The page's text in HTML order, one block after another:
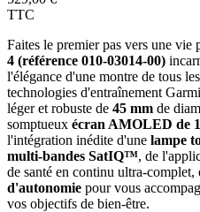
TTC
Faites le premier pas vers une vie
4 (référence 010-03014-00)
l'élégance d'une montre de tous
technologies d'entraînement
léger et robuste de 45 mm de
somptueux écran AMOLED de
l'intégration inédite d'une lampe
multi-bandes SatIQ™, de
de santé en continu ultra-complet,
d'autonomie pour vous
vos objectifs de bien-être.